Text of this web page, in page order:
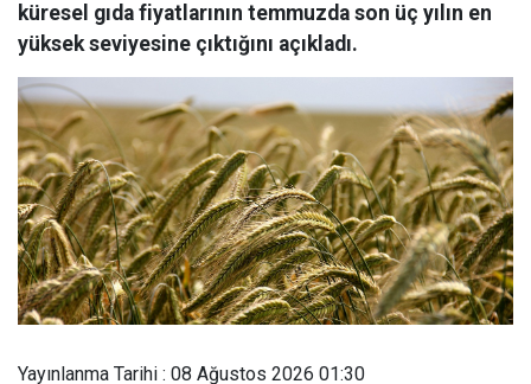
küresel gıda fiyatlarının temmuzda son üç yılın en
yüksek seviyesine çıktığını açıkladı.
Yayınlanma Tarihi : 08 Ağustos 2026 01:30